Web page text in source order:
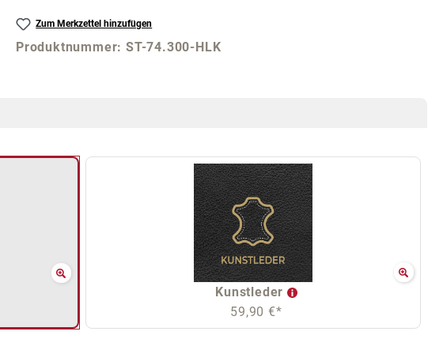
Zum Merkzettel hinzufügen
Produktnummer:ST-74.300-HLK
Kunstleder
59,90 €*